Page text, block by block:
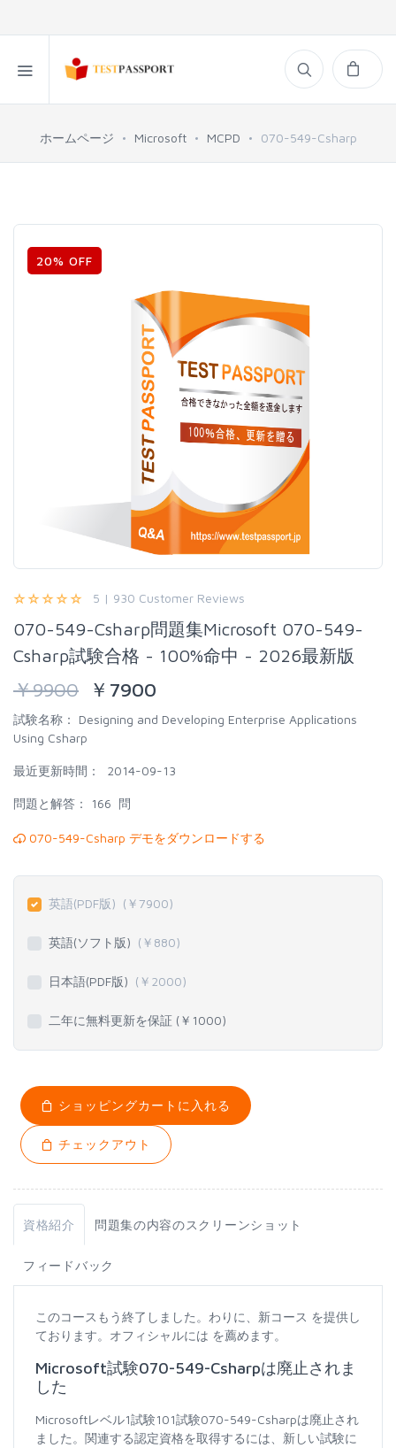
ホームページ Microsoft MCPD 070-549-Csharp
20% OFF
5 | 930 Customer Reviews
070-549-Csharp問題集Microsoft 070-549-
Csharp試験合格 - 100%命中 - 2026最新版
￥9900 ￥ 7900
試験名称：
Designing and Developing Enterprise Applications
Using Csharp
最近更新時間： 2014-09-13
問題と解答： 166 問
070-549-Csharp デモをダウンロードする
英語(PDF版) (￥7900)
英語(ソフト版) (￥ 880)
日本語(PDF版) (￥ 2000)
二年に無料更新を保証 (￥ 1000)
ショッピングカートに入れる
チェックアウト
資格紹介 問題集の内容のスクリーンショット
フィードバック
このコースもう終了しました。わりに、新コース を提供し
ております。オフィシャルには を薦めます。
Microsoft試験070-549-Csharpは廃止されま
した
Microsoftレベル1試験101試験070-549-Csharpは廃止され
ました。関連する認定資格を取得するには、新しい試験に